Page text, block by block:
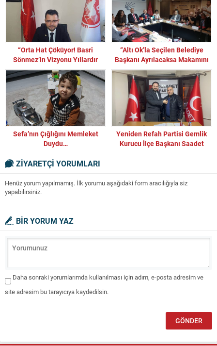
“Orta Hat Çöküyor! Basri
Sönmez’in Vizyonu Yıllardır
Rantçılarca Sabote Edildi!”
“Altı Ok’la Seçilen Belediye
Başkanı Ayrılacaksa Makamını
da Bırakmalıdır”
Sefa’nın Çığlığını Memleket
Duydu…
Yeniden Refah Partisi Gemlik
Kurucu İlçe Başkanı Saadet
ZİYARETÇİ YORUMLARI
Henüz yorum yapılmamış. İlk yorumu aşağıdaki form aracılığıyla siz
yapabilirsiniz.
BİR YORUM YAZ
Daha sonraki yorumlarımda kullanılması için adım, e-posta adresim ve
site adresim bu tarayıcıya kaydedilsin.